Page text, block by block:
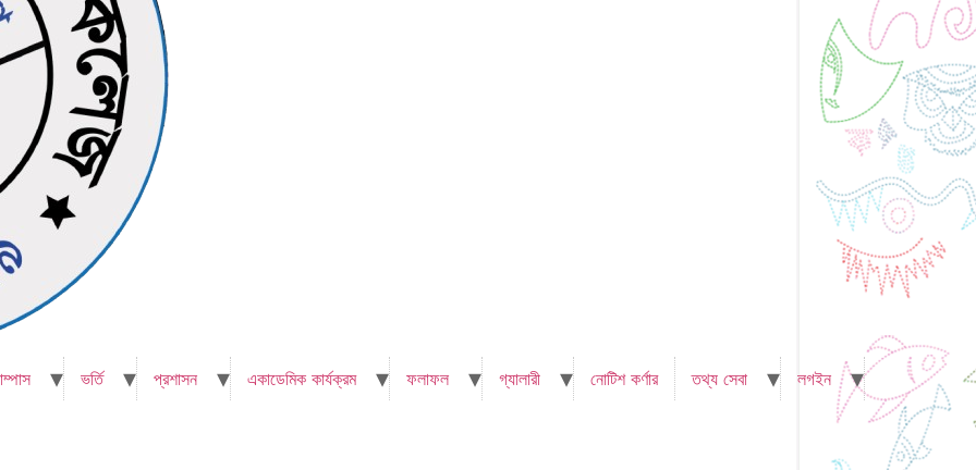
ভর্তি প্রশাসন একাডেমিক কার্যক্রম ফলাফল গ্যালারী নোটিশ কর্ণার তথ্য সেবা লগইন